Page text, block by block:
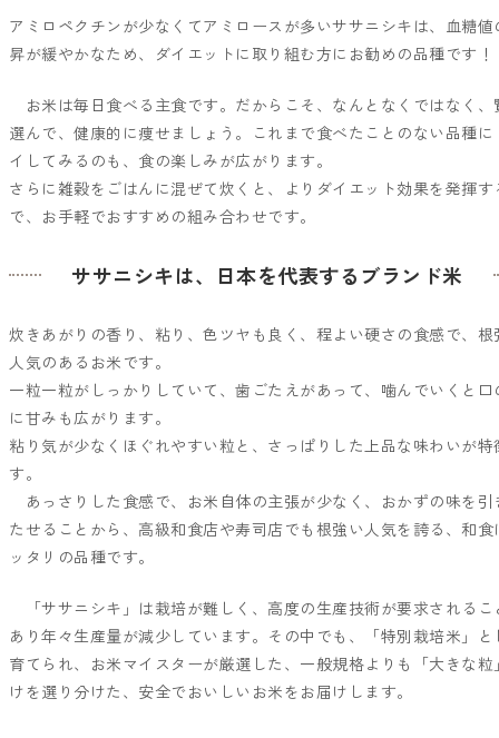
アミロペクチンが少なくてアミロースが多いササニシキは、血糖値
昇が緩やかなため、ダイエットに取り組む方にお勧めの品種です！
お米は毎日食べる主食です。だからこそ、なんとなくではなく、
選んで、健康的に痩せましょう。これまで食べたことのない品種に
イしてみるのも、食の楽しみが広がります。
さらに雑穀をごはんに混ぜて炊くと、よりダイエット効果を発揮す
で、お手軽でおすすめの組み合わせです。
ササニシキは、日本を代表するブランド米
炊きあがりの香り、粘り、色ツヤも良く、程よい硬さの食感で、根
人気のあるお米です。
一粒一粒がしっかりしていて、歯ごたえがあって、噛んでいくと口
に甘みも広がります。
粘り気が少なくほぐれやすい粒と、さっぱりした上品な味わいが特
す。
あっさりした食感で、お米自体の主張が少なく、おかずの味を引
たせることから、高級和食店や寿司店でも根強い人気を誇る、和食
ッタリの品種です。
「ササニシキ」は栽培が難しく、高度の生産技術が要求されるこ
あり年々生産量が減少しています。その中でも、「特別栽培米」と
育てられ、お米マイスターが厳選した、一般規格よりも「大きな粒
けを選り分けた、安全でおいしいお米をお届けします。